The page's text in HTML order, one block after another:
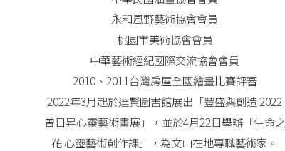
永和風野藝術協會會員
桃園市美術協會會員
中華藝術經紀國際交流協會會員
2010、2011台灣房屋全國繪畫比賽評審
2022年3月起於達賢圖書館展出「豐盛與創造 2022
曾日昇心靈藝術畫展」，並於4月22日舉辦「生命之
花 心靈藝術創作課」，為文山在地專職藝術家。